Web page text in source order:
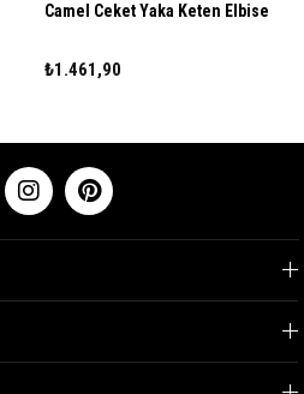
Camel Ceket Yaka Keten Elbise
₺1.461,90